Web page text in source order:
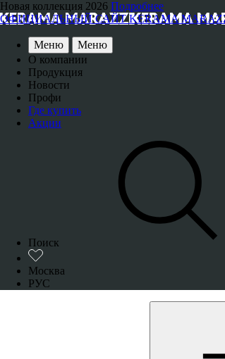
Новая коллекция 2026 Подробнее
ОФИЦИАЛЬНЫЙ САЙТ KERAMA MARAZZI |
Меню
Меню
О компании
Продукция
Новости
Профи
Где купить
Акции
Поиск
Москва
РУС